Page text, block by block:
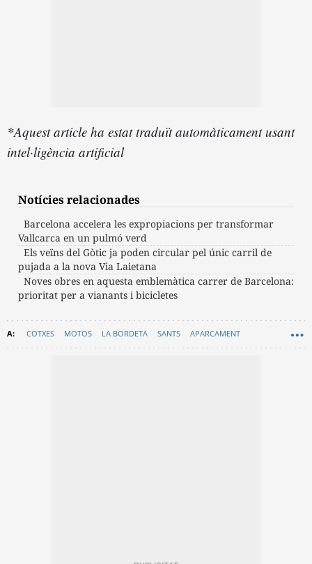
*Aquest article ha estat traduït automàticament usant
intel·ligència artificial
Notícies relacionades
Barcelona accelera les expropiacions per transformar
Vallcarca en un pulmó verd
Els veïns del Gòtic ja poden circular pel únic carril de
pujada a la nova Via Laietana
Noves obres en aquesta emblemàtica carrer de Barcelona:
prioritat per a vianants i bicicletes
COTXES MOTOS LA BORDETA SANTS APARCAMENT